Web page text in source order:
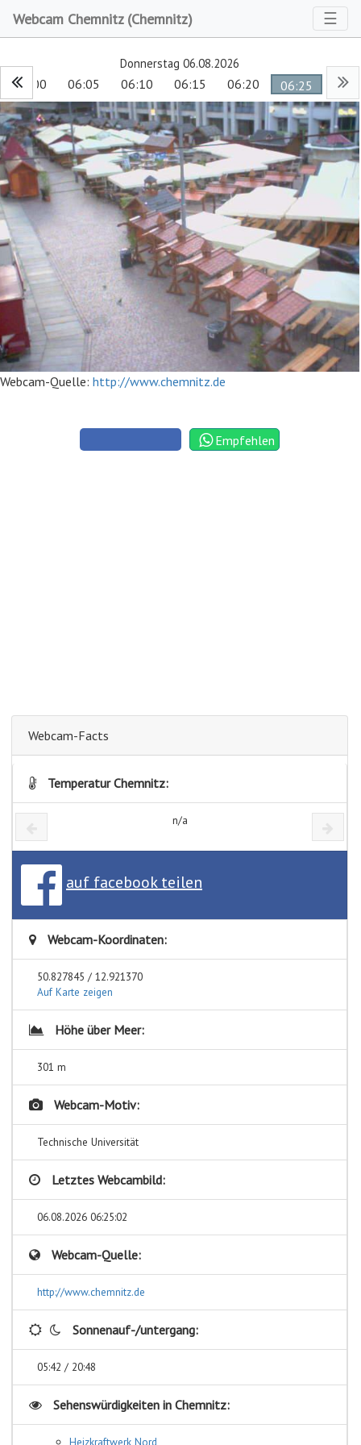
Webcam Chemnitz (Chemnitz) ☰
Donnerstag 06.08.2026
06:00 06:05 06:10 06:15 06:20 06:25
Webcam-Quelle: http://www.chemnitz.de
Empfehlen
Webcam-Facts
Temperatur Chemnitz:
n/a
auf facebook teilen
Webcam-Koordinaten:
50.827845 / 12.921370
Auf Karte zeigen
Höhe über Meer:
301 m
Webcam-Motiv:
Technische Universität
Letztes Webcambild:
06.08.2026 06:25:02
Webcam-Quelle:
http://www.chemnitz.de
Sonnenauf-/untergang:
05:42 / 20:48
Sehenswürdigkeiten in Chemnitz:
Heizkraftwerk Nord